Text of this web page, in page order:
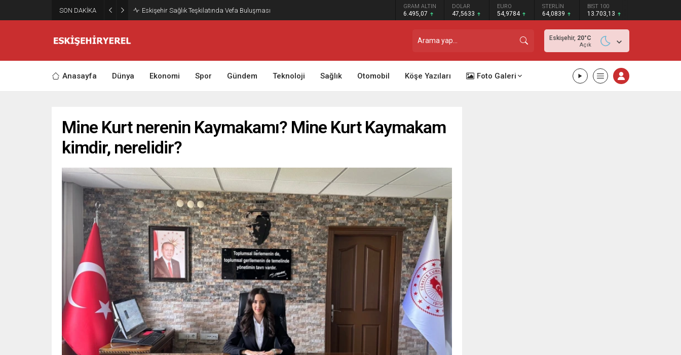
SON DAKİKA Eskişehir Sağlık Teşkilatında Vefa Buluşması GRAM ALTIN
6.495,07
DOLAR
47,5633
EURO
54,9784
STERLİN
64,0839
BIST 100
13.703,13
Eskişehir, 20°C
Açık
Anasayfa Dünya Ekonomi Spor Gündem Teknoloji Sağlık Otomobil Köşe Yazıları Foto Galeri
Mine Kurt nerenin Kaymakamı? Mine Kurt Kaymakam
kimdir, nerelidir?